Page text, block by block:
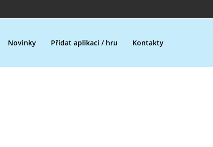
Novinky Přidat aplikaci / hru Kontakty